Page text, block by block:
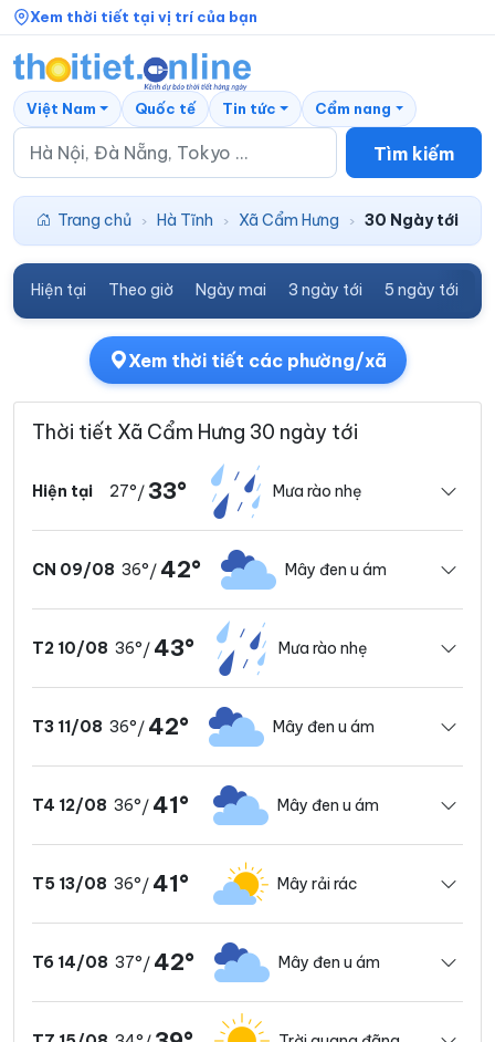
Xem thời tiết tại vị trí của bạn
Tìm kiếm
Việt Nam Quốc tế Tin tức Cẩm nang
Trang chủ › Hà Tĩnh › Xã Cẩm Hưng › 30 Ngày tới
Hiện tại Theo giờ Ngày mai 3 ngày tới 5 ngày tới
Xem thời tiết các phường/xã
Thời tiết Xã Cẩm Hưng 30 ngày tới
Hiện tại 27°/ 33° Mưa rào nhẹ
CN 09/08 36°/ 42° Mây đen u ám
T2 10/08 36°/ 43° Mưa rào nhẹ
T3 11/08 36°/ 42° Mây đen u ám
T4 12/08 36°/ 41° Mây đen u ám
T5 13/08 36°/ 41° Mây rải rác
T6 14/08 37°/ 42° Mây đen u ám